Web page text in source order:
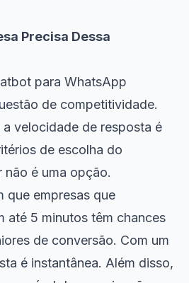
Precisa Dessa
para WhatsApp
de competitividade.
a velocidade de resposta é
de escolha do
não é uma opção.
que empresas que
até 5 minutos têm chances
de conversão. Com um
é instantânea. Além disso,